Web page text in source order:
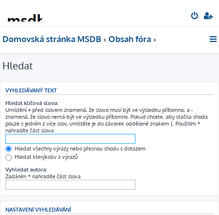
Domovská stránka MSDB Obsah fóra
Hledat
VYHLEDÁVANÝ TEXT
Hledat klíčová slova:
Umístění+ před slovem znamená, že slovo musí být ve výsledku přítomno, a -
znamená, že slovo nemá být ve výsledku přítomno. Pokud chcete, aby stačila shoda
pouze s jedním z více slov, umístěte je do závorek oddělené znakem | . Použitím *
nahradíte část slova
Hledat všechny výrazy nebo přesnou shodu s dotazem
Hledat kterýkoliv z výrazů
Vyhledat autora:
Zadáním * nahradíte část slova
NASTAVENÍ VYHLEDÁVÁNÍ